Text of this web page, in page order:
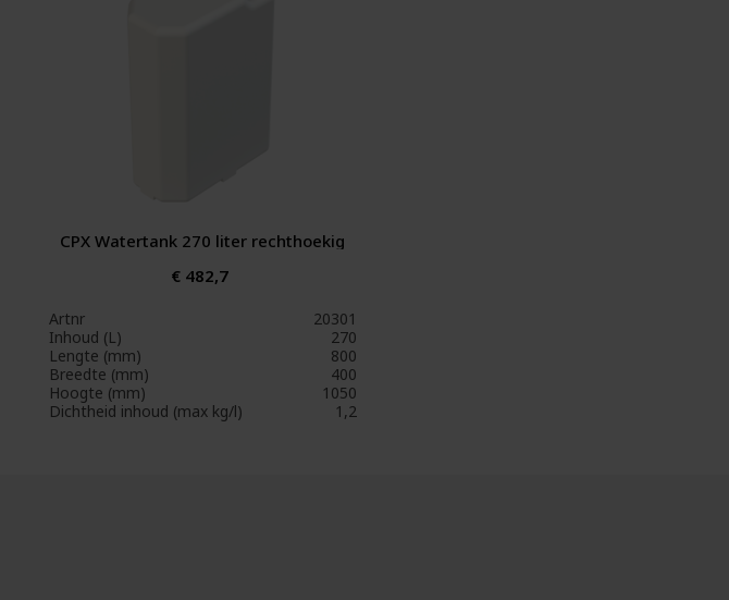
CPX Watertank 270 liter rechthoekig
€ 482,7
Artnr
20301
Inhoud (L)
270
Lengte (mm)
800
Breedte (mm)
400
Hoogte (mm)
1050
Dichtheid inhoud (max kg/l)
1,2